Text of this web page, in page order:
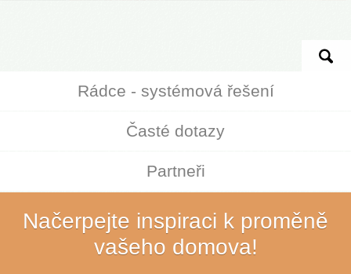
Rádce - systémová řešení
Časté dotazy
Partneři
Načerpejte inspiraci k proměně
vašeho domova!